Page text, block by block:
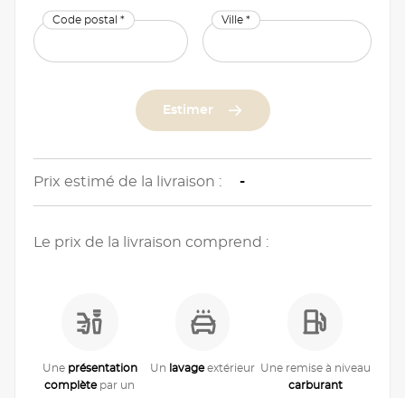
Code postal * Ville *
Estimer
Prix estimé de la livraison : -
Le prix de la livraison comprend :
Une présentation
complètepar un
Un lavageextérieur Une remise à niveau
carburant